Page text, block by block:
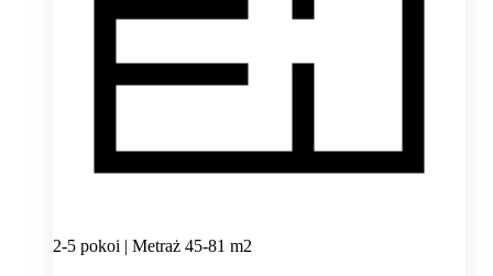
2-5 pokoi | Metraż 45-81 m2